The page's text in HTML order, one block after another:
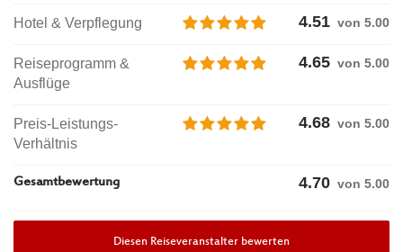
Hotel & Verpflegung 4.51 von 5.00
Reiseprogramm &
Ausflüge
4.65 von 5.00
Preis-Leistungs-
Verhältnis
4.68 von 5.00
Gesamtbewertung 4.70 von 5.00
Diesen Reiseveranstalter bewerten